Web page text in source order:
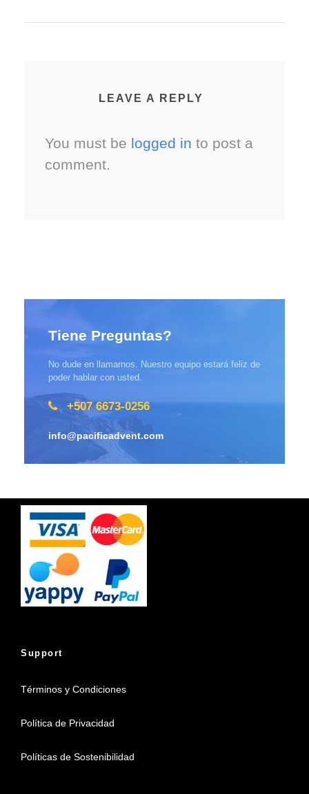
LEAVE A REPLY
You must be logged in to post a
comment.
Tiene Preguntas?
No dude en llamarnos. Nuestro equipo estará feliz de
poder hablar con usted.
+507 6673-0256
info@pacificadvent.com
Support
Términos y Condiciones
Política de Privacidad
Políticas de Sostenibilidad